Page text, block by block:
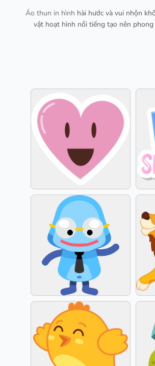
Áo thun in hình hài hước và vui nhộn
vật hoạt hình nổi tiếng tạo nên